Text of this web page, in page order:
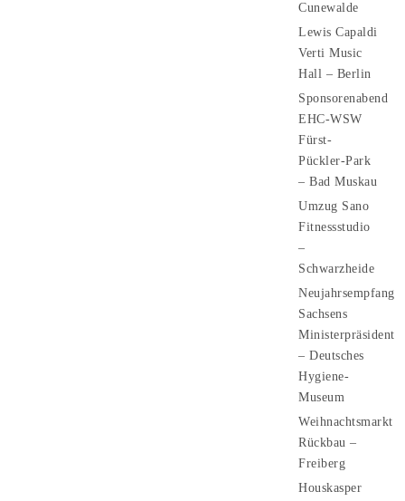
Cunewalde
Lewis Capaldi
Verti Music
Hall – Berlin
Sponsorenabend
EHC-WSW
Fürst-
Pückler-Park
– Bad Muskau
Umzug Sano
Fitnessstudio
–
Schwarzheide
Neujahrsempfang
Sachsens
Ministerpräsident
– Deutsches
Hygiene-
Museum
Weihnachtsmarkt
Rückbau –
Freiberg
Houskasper